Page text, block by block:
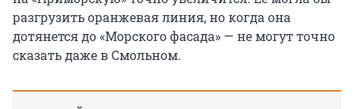
разгрузить оранжевая линия, но когда она
дотянется до «Морского фасада» — не могут точно
сказать даже в Смольном.